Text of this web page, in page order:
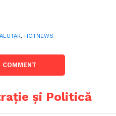
, HOTNEWS
COMMENT
și Politică